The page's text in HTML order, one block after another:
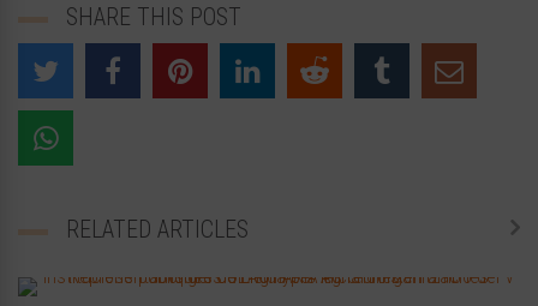
SHARE THIS POST
RELATED ARTICLES